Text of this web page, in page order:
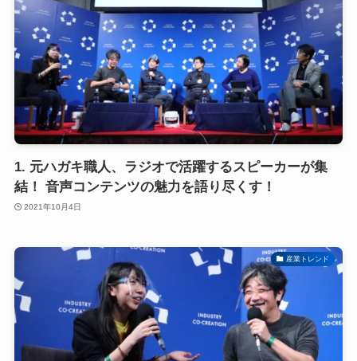
1. 元ハガキ職人、ラジオで活躍するスピーカーが集
結！ 音声コンテンツの魅力を語り尽くす！
2021年10月4日
産業トレンド